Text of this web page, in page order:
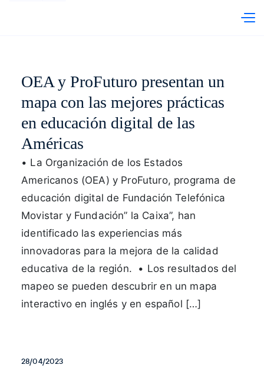
OEA y ProFuturo presentan un
mapa con las mejores prácticas
en educación digital de las
Américas
• La Organización de los Estados
Americanos (OEA) y ProFuturo, programa de
educación digital de Fundación Telefónica
Movistar y Fundación” la Caixa”, han
identificado las experiencias más
innovadoras para la mejora de la calidad
educativa de la región. • Los resultados del
mapeo se pueden descubrir en un mapa
interactivo en inglés y en español […]
28/04/2023